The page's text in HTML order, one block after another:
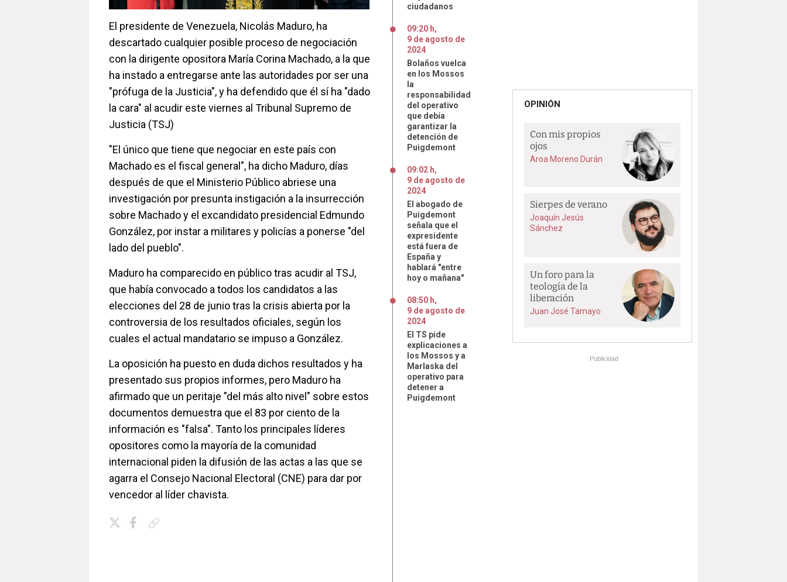
El presidente de Venezuela, Nicolás Maduro, ha
descartado cualquier posible proceso de negociación
con la dirigente opositora María Corina Machado, a la que
ha instado a entregarse ante las autoridades por ser una
"prófuga de la Justicia", y ha defendido que él sí ha "dado
la cara" al acudir este viernes al Tribunal Supremo de
Justicia (TSJ)
"El único que tiene que negociar en este país con
Machado es el fiscal general", ha dicho Maduro, días
después de que el Ministerio Público abriese una
investigación por presunta instigación a la insurrección
sobre Machado y el excandidato presidencial Edmundo
González, por instar a militares y policías a ponerse "del
lado del pueblo".
Maduro ha comparecido en público tras acudir al TSJ,
que había convocado a todos los candidatos a las
elecciones del 28 de junio tras la crisis abierta por la
controversia de los resultados oficiales, según los
cuales el actual mandatario se impuso a González.
La oposición ha puesto en duda dichos resultados y ha
presentado sus propios informes, pero Maduro ha
afirmado que un peritaje "del más alto nivel" sobre estos
documentos demuestra que el 83 por ciento de la
información es "falsa". Tanto los principales líderes
opositores como la mayoría de la comunidad
internacional piden la difusión de las actas a las que se
agarra el Consejo Nacional Electoral (CNE) para dar por
vencedor al líder chavista.
ciudadanos
09:20 h,
9 deagosto de
2024
Bolaños vuelca
en los Mossos
la
responsabilidad
del operativo
que debía
garantizar la
detención de
Puigdemont
09:02 h,
9 deagosto de
2024
El abogado de
Puigdemont
señala que el
expresidente
está fuera de
España y
hablará "entre
hoy o mañana"
08:50 h,
9 deagosto de
2024
El TS pide
explicaciones a
los Mossos y a
Marlaska del
operativo para
detener a
Puigdemont
OPINIÓN
Con mis propios
ojos
Aroa Moreno Durán
Sierpes de verano
Joaquín Jesús
Sánchez
Un foro para la
teología de la
liberación
Juan José Tamayo
Publicidad